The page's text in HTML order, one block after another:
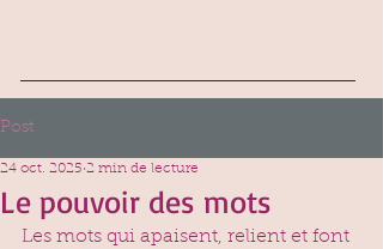
Post
Le pouvoir des mots
24 oct. 2025 2 min de lecture
Les mots qui apaisent, relient et font